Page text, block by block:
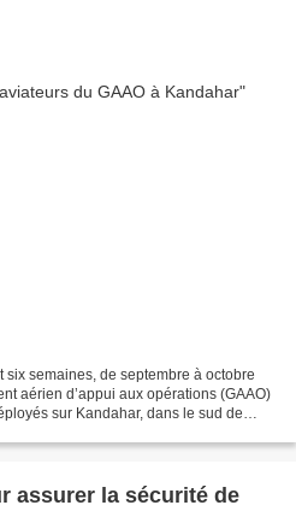
semaines, de septembre à octobre
aérien d’appui aux opérations (GAAO)
sur Kandahar, dans le sud de
assurer la sécurité de